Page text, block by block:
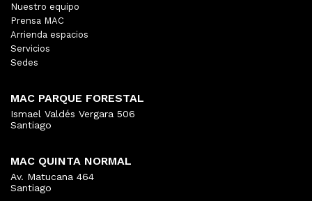
Nuestro equipo
Prensa MAC
Arrienda espacios
Servicios
Sedes
MAC PARQUE FORESTAL
Ismael Valdés Vergara 506
Santiago
MAC QUINTA NORMAL
Av. Matucana 464
Santiago